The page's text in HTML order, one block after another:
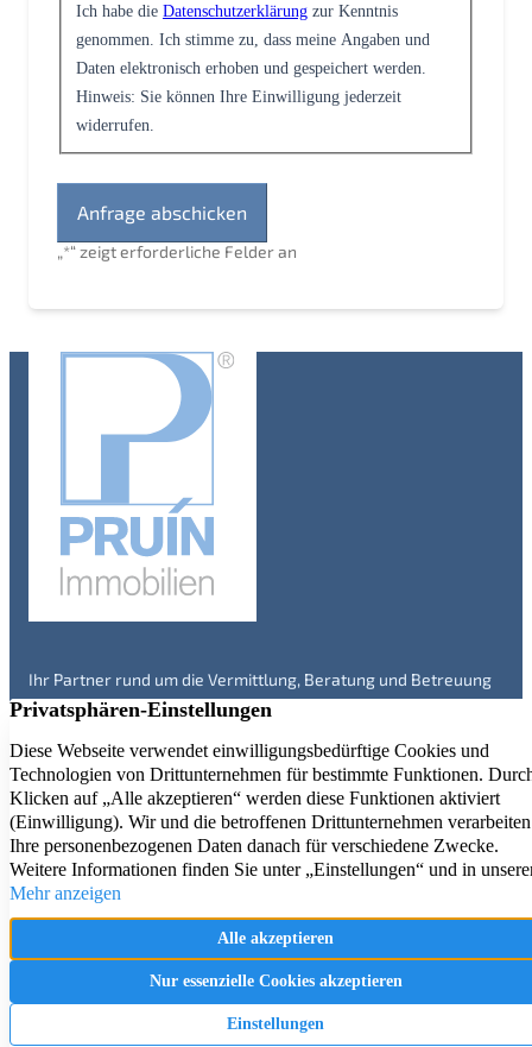
„*“ zeigt erforderliche Felder an
Ich habe die Datenschutzerklärung zur Kenntnis
genommen. Ich stimme zu, dass meine Angaben und
Daten elektronisch erhoben und gespeichert werden.
Hinweis: Sie können Ihre Einwilligung jederzeit
widerrufen.
Ihr Partner rund um die Vermittlung, Beratung und Betreuung
von Immobilien in Engelskirchen und Umgebung – seit über 20
Immobilienangebote
Aktuelle Referenzen
Immobilienbewertung
Immobilien Ratgeber
Service Kontakt